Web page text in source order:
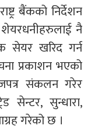
बैंकको निर्देशन
नै
सेयर खरिद गर्न
प्रकाशन भएको
संकलन गरेर
सेन्टर, सुन्धारा,
गरेको छ ।